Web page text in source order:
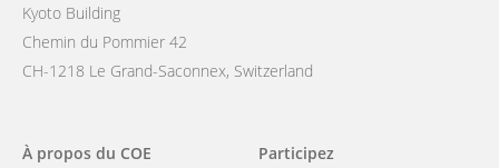
Kyoto Building
Chemin du Pommier 42
CH-1218 Le Grand-Saconnex, Switzerland
Main
À propos du COE
Participez